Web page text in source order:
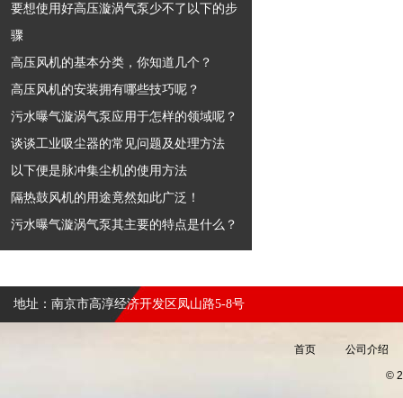
要想使用好高压漩涡气泵少不了以下的步
骤
高压风机的基本分类，你知道几个？
高压风机的安装拥有哪些技巧呢？
污水曝气漩涡气泵应用于怎样的领域呢？
谈谈工业吸尘器的常见问题及处理方法
以下便是脉冲集尘机的使用方法
隔热鼓风机的用途竟然如此广泛！
污水曝气漩涡气泵其主要的特点是什么？
地址：南京市高淳经济开发区凤山路5-8号
首页 公司介绍
©